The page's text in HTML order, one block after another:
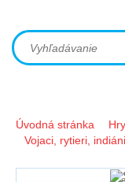
Úvodná stránka
Vojaci, rytieri, indiáni